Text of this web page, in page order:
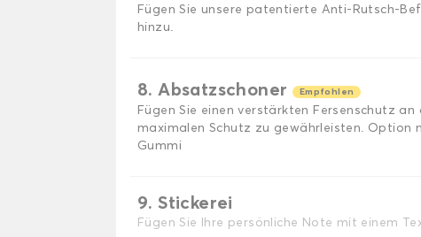
Fügen Sie unsere patentierte Anti-Rutsch-
hinzu.
8. Absatzschoner Empfohlen
Fügen Sie einen verstärkten Fersenschutz
maximalen Schutz zu gewährleisten. Option
Gummi
9. Stickerei
Fügen Sie Ihre persönliche Note mit einem